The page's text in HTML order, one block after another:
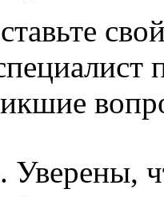
Уверены,